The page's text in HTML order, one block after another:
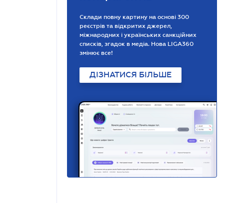
Склади повну картину на основі 300
реєстрів та відкритих джерел,
міжнародних і українських санкційних
списків, згадок в медіа. Нова LIGA360
змінює все!
ДІЗНАТИСЯ БІЛЬШЕ